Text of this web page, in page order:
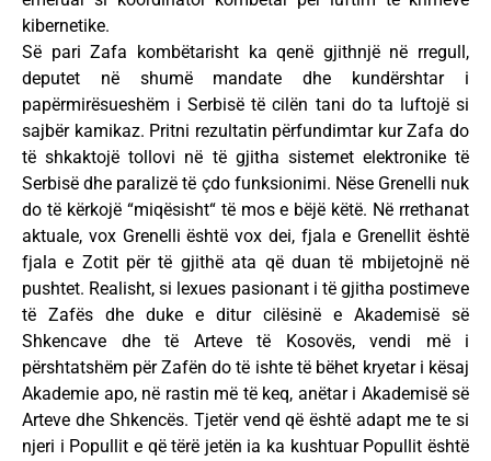
kibernetike.
Së pari Zafa kombëtarisht ka qenë gjithnjë në rregull,
deputet në shumë mandate dhe kundërshtar i
papërmirësueshëm i Serbisë të cilën tani do ta luftojë si
sajbër kamikaz. Pritni rezultatin përfundimtar kur Zafa do
të shkaktojë tollovi në të gjitha sistemet elektronike të
Serbisë dhe paralizë të çdo funksionimi. Nëse Grenelli nuk
do të kërkojë “miqësisht“ të mos e bëjë këtë. Në rrethanat
aktuale, vox Grenelli është vox dei, fjala e Grenellit është
fjala e Zotit për të gjithë ata që duan të mbijetojnë në
pushtet. Realisht, si lexues pasionant i të gjitha postimeve
të Zafës dhe duke e ditur cilësinë e Akademisë së
Shkencave dhe të Arteve të Kosovës, vendi më i
përshtatshëm për Zafën do të ishte të bëhet kryetar i kësaj
Akademie apo, në rastin më të keq, anëtar i Akademisë së
Arteve dhe Shkencës. Tjetër vend që është adapt me te si
njeri i Popullit e që tërë jetën ia ka kushtuar Popullit është